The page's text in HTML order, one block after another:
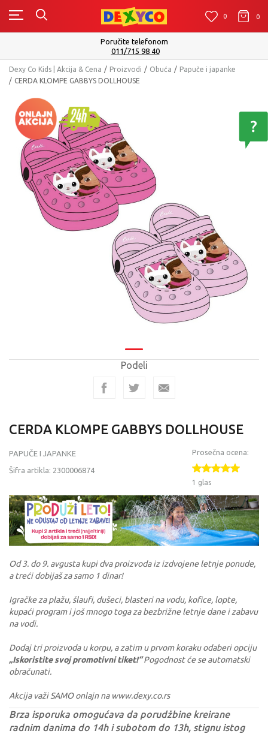
0 0 0
Isporuku možete očekivati u roku od 2 do 4 radna
Pogledaj više
Dexy Co Kids | Akcija & Cena Proizvodi Obuća
Papuče i japanke
CERDA KLOMPE GABBYS DOLLHOUSE
Podeli
CERDA KLOMPE GABBYS DOLLHOUSE
PAPUČE I JAPANKE
Šifra artikla: 2300006874
Prosečna ocena:
1 glas
Od 3. do 9. avgusta kupi dva proizvoda iz izdvojene letnje ponude,
a treći dobijaš za samo 1 dinar!
Igračke za plažu, šlaufi, dušeci, blasteri na vodu, kofice, lopte,
kupaći program i još mnogo toga za bezbrižne letnje dane i zabavu
na vodi.
Dodaj tri proizvoda u korpu, a zatim u prvom koraku odaberi opciju
„Iskoristite svoj promotivni tiket!“Pogodnost će se automatski
obračunati.
Akcija važi SAMO onlajn na www.dexy.co.rs
Brza isporuka omogućava da porudžbine kreirane
radnim danima do 14h i subotom do 13h, stignu istog